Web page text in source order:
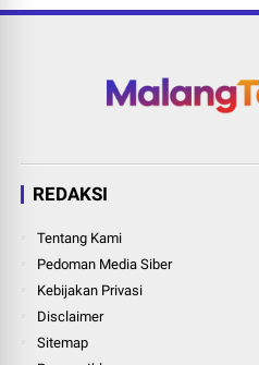
REDAKSI
Tentang Kami
Pedoman Media Siber
Kebijakan Privasi
Disclaimer
Sitemap